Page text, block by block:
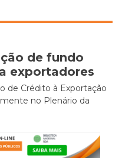
de fundo
exportadores
de Crédito à Exportação
no Plenário da